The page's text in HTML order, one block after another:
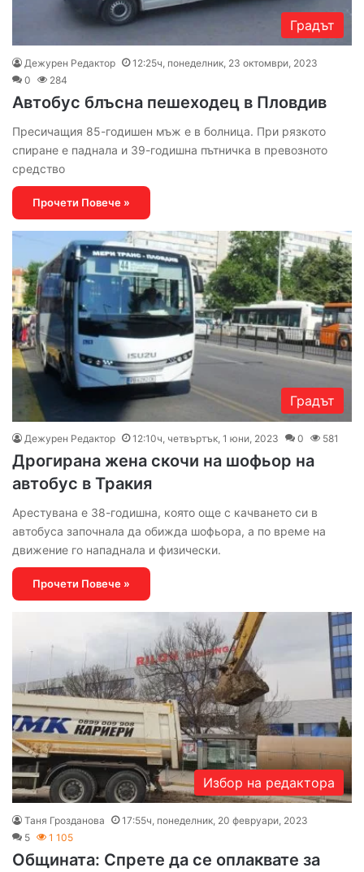
Градът
Дежурен Редактор
12:25ч, понеделник, 23 октомври, 2023
0
284
Автобус блъсна пешеходец в Пловдив
Пресичащия 85-годишен мъж е в болница. При рязкото
спиране е паднала и 39-годишна пътничка в превозното
средство
Прочети Повече »
Градът
Дежурен Редактор 12:10ч, четвъртък, 1 юни, 2023 0 581
Дрогирана жена скочи на шофьор на
автобус в Тракия
Арестувана е 38-годишна, която още с качването си в
автобуса започнала да обижда шофьора, а по време на
движение го нападнала и физически.
Прочети Повече »
Избор на редактора
Таня Грозданова
17:55ч, понеделник, 20 февруари, 2023
5
1 105
Общината: Спрете да се оплаквате за